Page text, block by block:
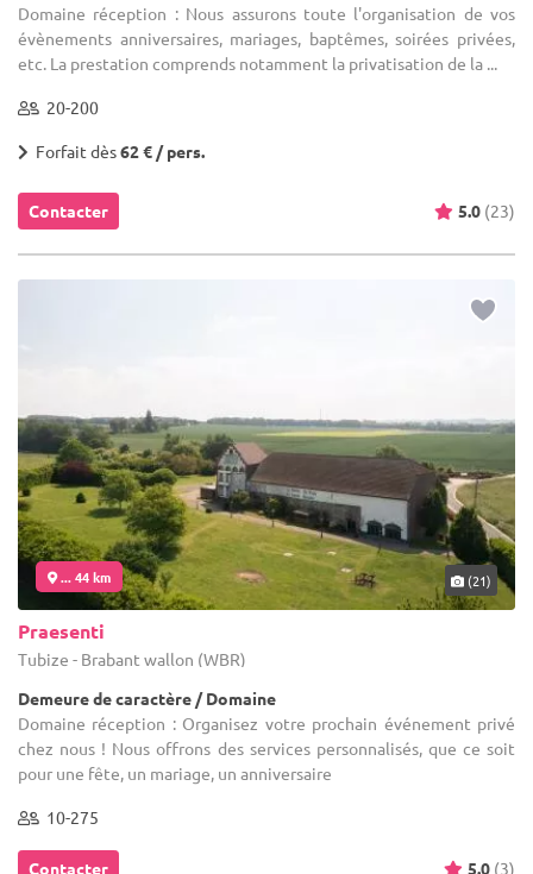
Domaine réception : Nous assurons toute l'organisation de vos
évènements anniversaires, mariages, baptêmes, soirées privées,
etc. La prestation comprends notamment la privatisation de la ...
20-200
Forfait dès62 € / pers.
Contacter 5.0 (23)
... 44 km (21)
Praesenti
Tubize - Brabant wallon (WBR)
Demeure de caractère / Domaine
Domaine réception : Organisez votre prochain événement privé
chez nous ! Nous offrons des services personnalisés, que ce soit
pour une fête, un mariage, un anniversaire
10-275
Contacter 5.0 (3)